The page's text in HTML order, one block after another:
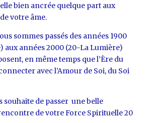
bien ancrée quelque part aux
votre âme.
sommes passés des années 1900
aux années 2000 (20-La Lumière)
en même temps que l’Ère du
avec l’Amour de Soi, du Soi
souhaite de passer une belle
de votre Force Spirituelle 20